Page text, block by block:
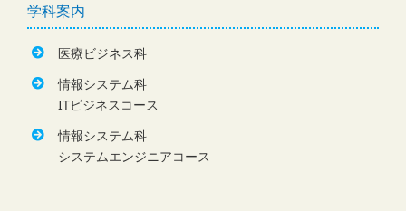
学科案内
医療ビジネス科
情報システム科
ITビジネスコース
情報システム科
システムエンジニアコース